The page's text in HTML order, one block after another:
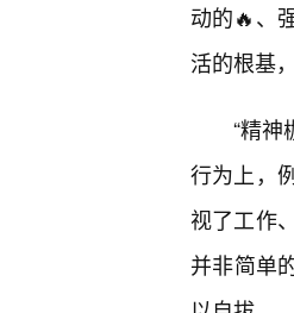
动的🔥、
活的根基
“精神
行为上，
视了工作
并非简单